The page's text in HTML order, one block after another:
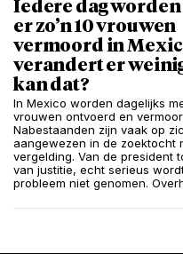
Iedere dag worden
er zo’n 10 vrouwen
vermoord in
verandert er
kan dat?
In Mexico worden dagelijks
vrouwen ontvoerd en
Nabestaanden zijn vaak op
aangewezen in de zoektocht
vergelding. Van de president
van justitie, echt serieus
probleem niet genomen.